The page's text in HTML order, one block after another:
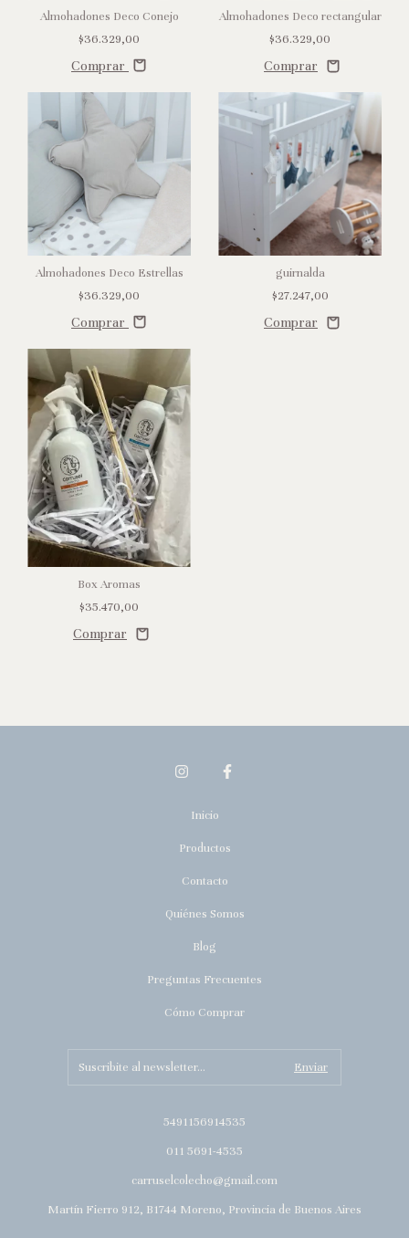
Almohadones Deco Conejo
$36.329,00
Comprar
Almohadones Deco rectangular
$36.329,00
Almohadones Deco Estrellas
$36.329,00
Comprar
guirnalda
$27.247,00
Box Aromas
$35.470,00
Inicio
Productos
Contacto
Quiénes Somos
Blog
Preguntas Frecuentes
Cómo Comprar
5491156914535
011 5691-4535
carruselcolecho@gmail.com
Martín Fierro 912, B1744 Moreno, Provincia de Buenos Aires